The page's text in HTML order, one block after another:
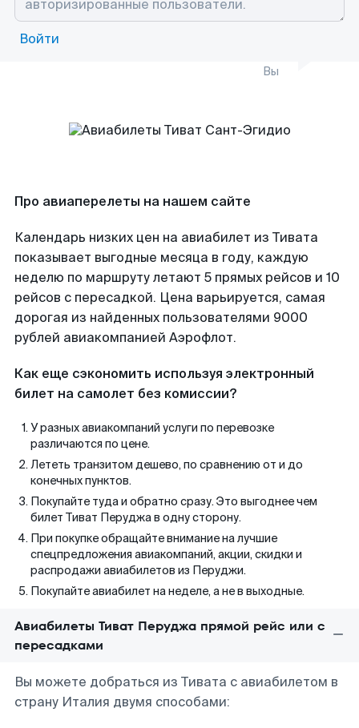
Войти
Вы
Про авиаперелеты на нашем сайте
Календарь низких цен на авиабилет из Тивата
показывает выгодные месяца в году, каждую
неделю по маршруту летают 5 прямых рейсов и 10
рейсов с пересадкой. Цена варьируется, самая
дорогая из найденных пользователями 9000
рублей авиакомпанией Аэрофлот.
Как еще сэкономить используя электронный
билет на самолет без комиссии?
У разных авиакомпаний услуги по перевозке
различаются по цене.
Лететь транзитом дешево, по сравнению от и до
конечных пунктов.
Покупайте туда и обратно сразу. Это выгоднее чем
билет Тиват Перуджа в одну сторону.
При покупке обращайте внимание на лучшие
спецпредложения авиакомпаний, акции, скидки и
распродажи авиабилетов из Перуджи.
Покупайте авиабилет на неделе, а не в выходные.
Авиабилеты Тиват Перуджа прямой рейс или с
пересадками
Вы можете добраться из Тивата с авиабилетом в
страну Италия двумя способами: